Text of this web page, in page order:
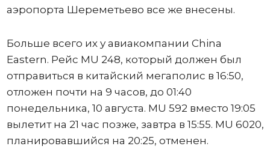
аэропорта Шереметьево все же внесены.
Больше всего их у авиакомпании China
Eastern. Рейс MU 248, который должен был
отправиться в китайский мегаполис в 16:50,
отложен почти на 9 часов, до 01:40
понедельника, 10 августа. MU 592 вместо 19:05
вылетит на 21 час позже, завтра в 15:55. MU 6020,
планировавшийся на 20:25, отменен.